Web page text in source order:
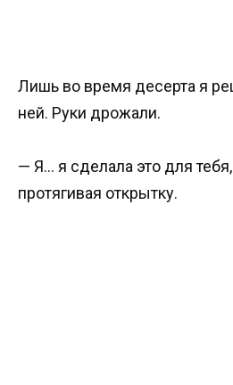
Лишь во время десерта я
ней. Руки дрожали.
— Я… я сделала это для
протягивая открытку.